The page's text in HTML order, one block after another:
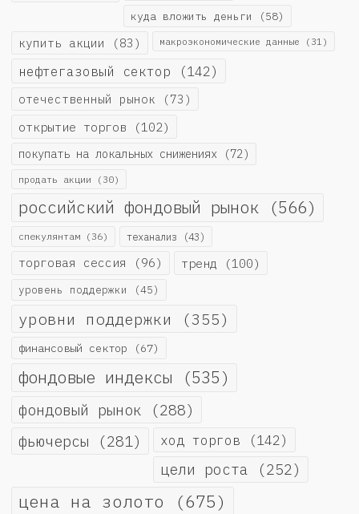
куда вложить деньги (58)
купить акции (83) макроэкономические данные (31)
нефтегазовый сектор (142)
отечественный рынок (73)
открытие торгов (102)
покупать на локальных снижениях (72)
продать акции (30)
российский фондовый рынок (566)
спекулянтам (36) теханализ (43)
торговая сессия (96) тренд (100)
уровень поддержки (45)
уровни поддержки (355)
финансовый сектор (67)
фондовые индексы (535)
фондовый рынок (288)
фьючерсы (281) ход торгов (142)
цели роста (252)
цена на золото (675)